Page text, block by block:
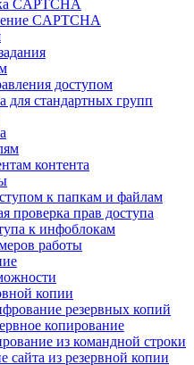
CAPTCHA
CAPTCHA
доступом
для стандартных групп
контента
к папкам и файлам
проверка прав доступа
к инфоблокам
работы
копии
резервных копий
копирование
из командной строки
сайта из резервной копии